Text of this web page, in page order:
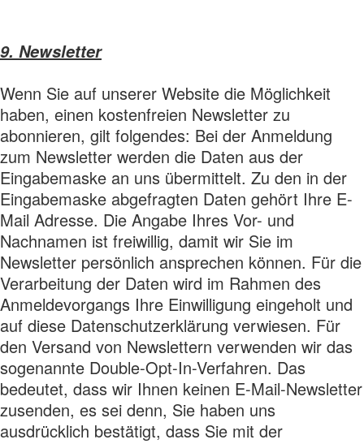
9. Newsletter
Wenn Sie auf unserer Website die Möglichkeit
haben, einen kostenfreien Newsletter zu
abonnieren, gilt folgendes: Bei der Anmeldung
zum Newsletter werden die Daten aus der
Eingabemaske an uns übermittelt. Zu den in der
Eingabemaske abgefragten Daten gehört Ihre E-
Mail Adresse. Die Angabe Ihres Vor- und
Nachnamen ist freiwillig, damit wir Sie im
Newsletter persönlich ansprechen können. Für die
Verarbeitung der Daten wird im Rahmen des
Anmeldevorgangs Ihre Einwilligung eingeholt und
auf diese Datenschutzerklärung verwiesen. Für
den Versand von Newslettern verwenden wir das
sogenannte Double-Opt-In-Verfahren. Das
bedeutet, dass wir Ihnen keinen E-Mail-Newsletter
zusenden, es sei denn, Sie haben uns
ausdrücklich bestätigt, dass Sie mit der